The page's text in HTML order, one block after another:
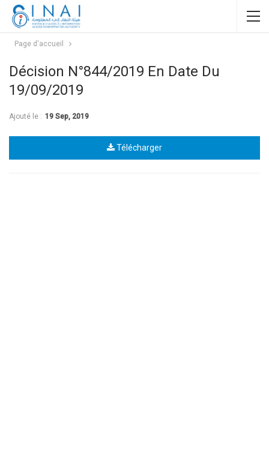
Page d'accueil
Décision N°844/2019 En Date Du
19/09/2019
Ajouté le : 19 Sep, 2019
Télécharger